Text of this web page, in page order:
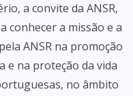
a convite da ANSR,
conhecer a missão e a
ANSR na promoção
e na proteção da vida
no âmbito